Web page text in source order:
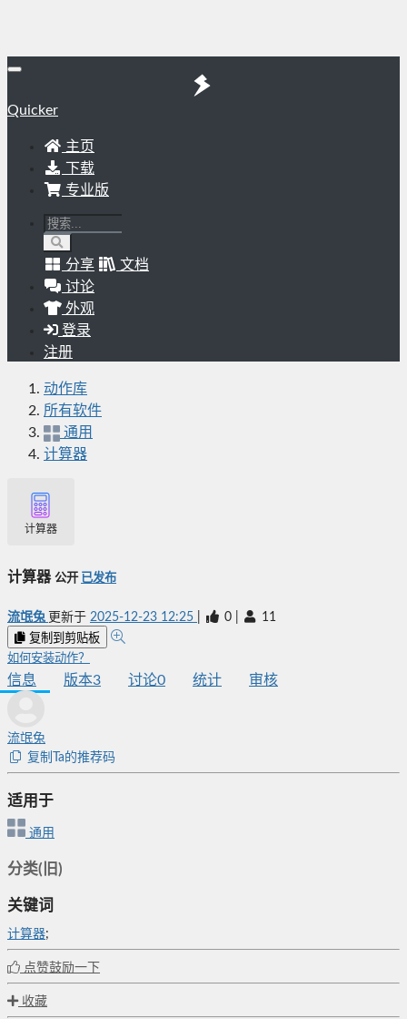
Quicker
主页
下载
专业版
分享
文档
讨论
外观
登录
注册
动作库
所有软件
通用
计算器
计算器
计算器 公开 已发布
流氓兔 更新于 2025-12-23 12:25 0 11
复制到剪贴板
如何安装动作？
信息 版本3 讨论0 统计 审核
流氓兔
复制Ta的推荐码
适用于
通用
分类(旧)
关键词
计算器;
点赞鼓励一下
收藏